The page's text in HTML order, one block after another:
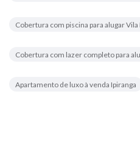
Cobertura com piscina para alugar Vila
Cobertura com lazer completo para
Apartamento de luxo à venda Ipiranga